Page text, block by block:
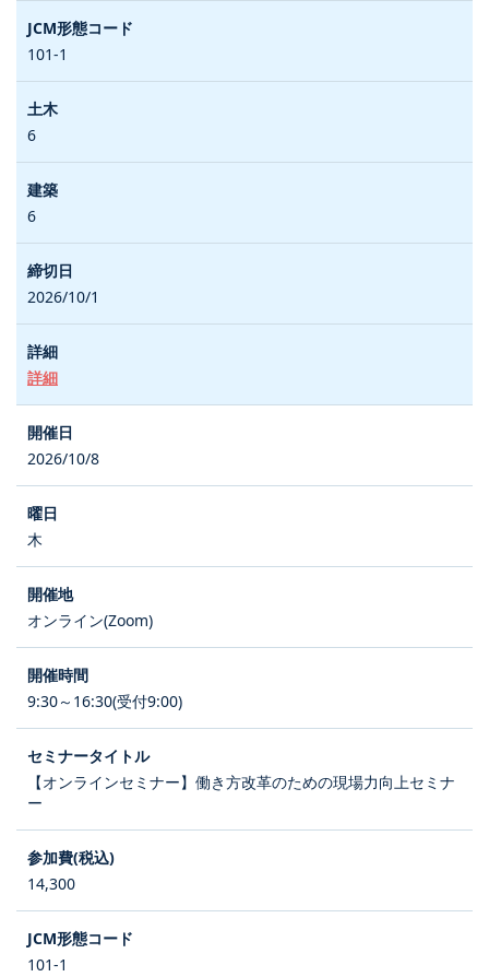
101-1
6
6
2026/10/1
詳細
2026/10/8
木
オンライン(Zoom)
9:30～16:30(受付9:00)
【オンラインセミナー】働き方改革のための現場力向上セミナ
ー
14,300
101-1